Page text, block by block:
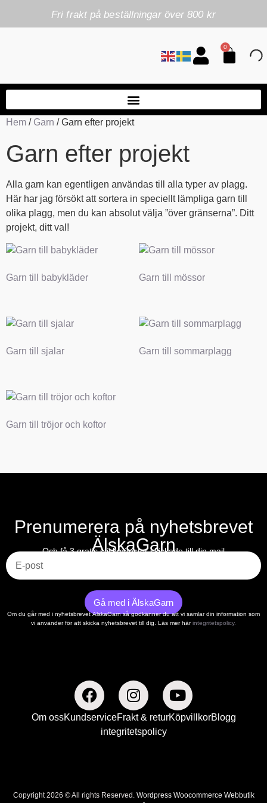
Fri frakt på beställningar över 800 kr
0
Hem / Garn / Garn efter projekt
Garn efter projekt
Alla garn kan egentligen användas till alla typer av plagg.
Här har jag försökt att sortera in speciellt lämpliga garn till
olika plagg, men du kan absolut välja ”över gränserna”. Ditt
projekt, ditt val!
Garn till babykläder Garn till mössor
Garn till sjalar Garn till sommarplagg
Garn till tröjor och koftor
Prenumerera på nyhetsbrevet
ÄlskaGarn
Och få 3 gratis stickmönster skickade till din mail
Gå med i ÄlskaGarn
Om du går med i nyhetsbrevet ÄlskaGarn så godkänner du att vi samlar din information som
vi använder för att skicka nyhetsbrevet till dig. Läs mer härintegritetspolicy.
Om ossKundserviceFrakt & returKöpvillkorBlogg
integritetspolicy
Copyright 2026 © All rights Reserved. Wordpress Woocommerce Webbutik